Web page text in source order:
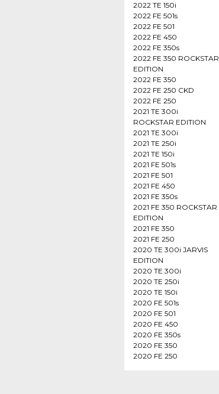
2022 TE 150i
2022 FE 501s
2022 FE 501
2022 FE 450
2022 FE 350s
2022 FE 350 ROCKSTAR
EDITION
2022 FE 350
2022 FE 250 CKD
2022 FE 250
2021 TE 300i
ROCKSTAR EDITION
2021 TE 300i
2021 TE 250i
2021 TE 150i
2021 FE 501s
2021 FE 501
2021 FE 450
2021 FE 350s
2021 FE 350 ROCKSTAR
EDITION
2021 FE 350
2021 FE 250
2020 TE 300i JARVIS
EDITION
2020 TE 300i
2020 TE 250i
2020 TE 150i
2020 FE 501s
2020 FE 501
2020 FE 450
2020 FE 350s
2020 FE 350
2020 FE 250